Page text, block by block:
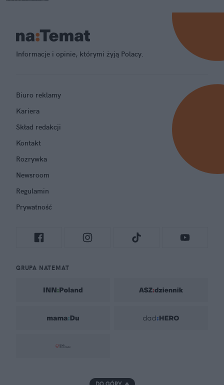
Informacje i opinie, którymi żyją Polacy.
Biuro reklamy
Kariera
Skład redakcji
Kontakt
Rozrywka
Newsroom
Regulamin
Prywatność
GRUPA NATEMAT